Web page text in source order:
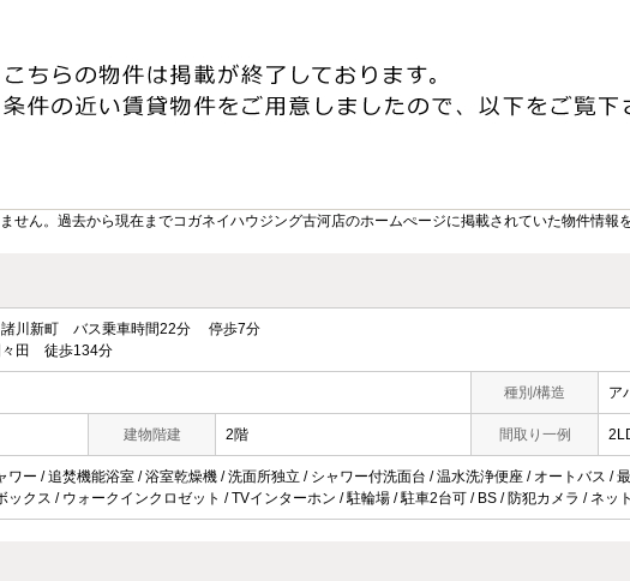
ん。過去から現在までコガネイハウジング古河店のホームぺージに掲載されていた物件情報
川新町 バス乗車時間22分 停歩7分
田 徒歩134分
種別/構造 ア
建物階建 2階 間取り一例
ワー / 追焚機能浴室 / 浴室乾燥機 / 洗面所独立 / シャワー付洗面台 / 温水洗浄便座 / オートバス /
ックス / ウォークインクロゼット / TVインターホン / 駐輪場 / 駐車2台可 / BS / 防犯カメラ / ネ